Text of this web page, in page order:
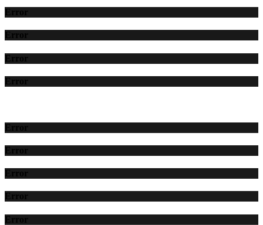
Error
Error
Error
Error
Error
Error
Error
Error
Error